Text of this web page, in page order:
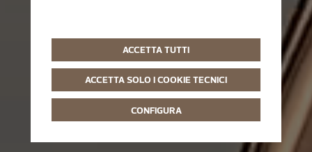
ACCETTA TUTTI
ACCETTA SOLO I COOKIE TECNICI
CONFIGURA